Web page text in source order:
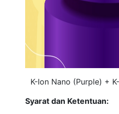
K-Ion Nano (Purple) +
Syarat dan Ketentuan: